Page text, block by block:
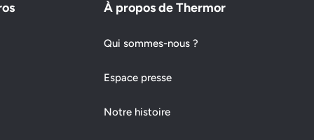
À propos de Thermor
Qui sommes-nous ?
Espace presse
Notre histoire